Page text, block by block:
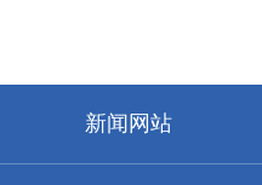
新闻网站